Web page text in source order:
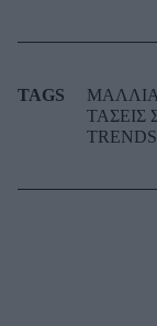
TAGS ΜΑΛΛΙΑ
ΤΑΣΕΙΣ
TRENDS